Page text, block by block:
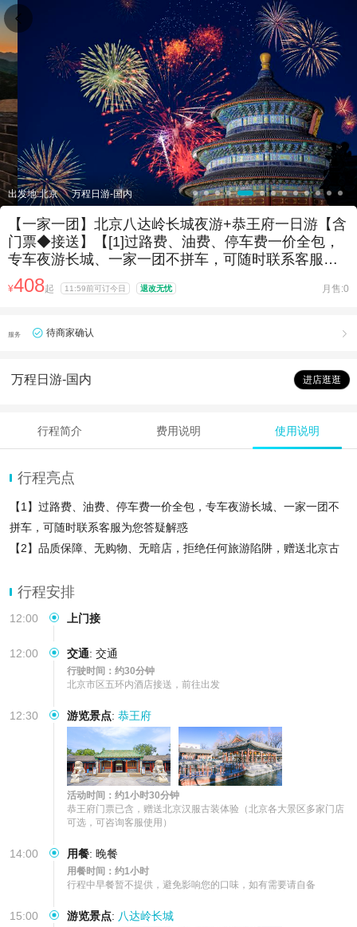
出发地:北京 万程日游-国内
【一家一团】北京八达岭长城夜游+恭王府一日游【含
门票◆接送】【[1]过路费、油费、停车费一价全包，
专车夜游长城、一家一团不拼车，可随时联系客服为
您答疑解惑】
¥408起 11:59前可订今日 退改无忧 月售:0
服务 待商家确认 
万程日游-国内 进店逛逛
行程简介 费用说明 使用说明
行程亮点
【1】过路费、油费、停车费一价全包，专车夜游长城、一家一团不
拼车，可随时联系客服为您答疑解惑
【2】品质保障、无购物、无暗店，拒绝任何旅游陷阱，赠送北京古
【3】24小时客服在线为你服务，玩的酷靠得住，让你出行无忧，专
做口碑服
行程安排
12:00 上门接
12:00 交通: 交通
行驶时间：约30分钟
北京市区五环内酒店接送，前往出发
12:30 游览景点: 恭王府
活动时间：约1小时30分钟
恭王府门票已含，赠送北京汉服古装体验（北京各大景区多家门店
可选，可咨询客服使用）
14:00 用餐: 晚餐
用餐时间：约1小时
行程中早餐暂不提供，避免影响您的口味，如有需要请自备
15:00 游览景点: 八达岭长城
